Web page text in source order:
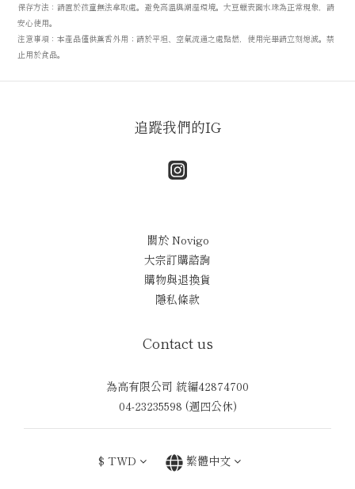
保存方法：請置於孩童無法拿取處。避免高溫與潮溼環境。 大豆蠟表面水珠為正常現象，請
安心使用。
注意事項：本產品僅供薰香外用；請於平坦、空氣流通之處點燃，使用完畢請立刻熄滅。禁
止用於食品。
追蹤我們的IG
關於 Novigo
大宗訂購諮詢
購物與退換貨
隱私條款
Contact us
為高有限公司 統編42874700
04-23235598 (週四公休)
$ TWD 繁體中文